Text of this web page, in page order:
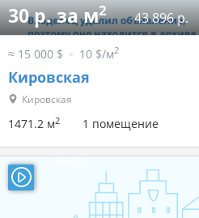
30 р. за м2 43 896 р.
≈ 15 000 $ 10 $/м2
Кировская
Кировская
1471.2 м2 1 помещение